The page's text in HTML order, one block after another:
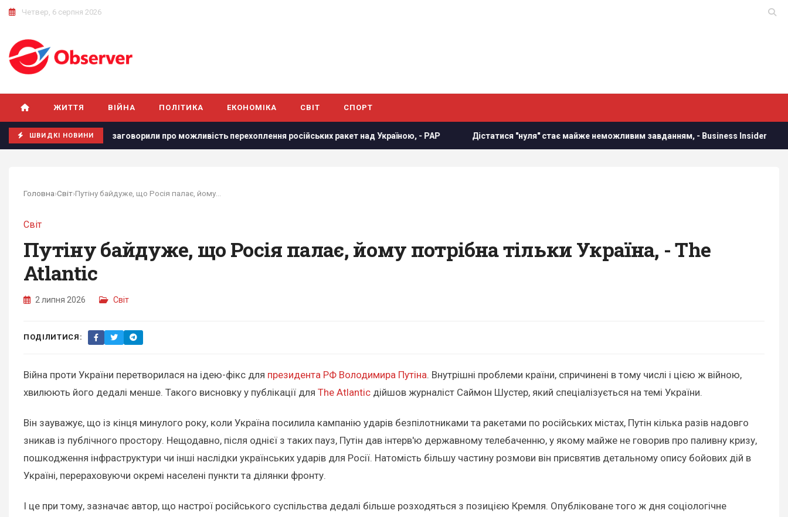
Четвер, 6 серпня 2026
ЖИТТЯ ВІЙНА ПОЛІТИКА ЕКОНОМІКА СВІТ СПОРТ
ШВИДКІ НОВИНИ
У Польщі заговорили про можливість перехоплення російських ракет над Україною, - PAP Дістатися "нуля" стає майже неможливим завданням, - Business Insider У
Головна›Світ›
Світ
Путіну байдуже, що Росія палає, йому потрібна тільки Україна, - The
Atlantic
2 липня 2026 Світ
ПОДІЛИТИСЯ:
Війна проти України перетворилася на ідею-фікс для президента РФ Володимира Путіна. Внутрішні проблеми країни, спричинені в тому числі і цією ж війною,
хвилюють його дедалі менше. Такого висновку у публікації для The Atlantic дійшов журналіст Саймон Шустер, який спеціалізується на темі України.
Він зауважує, що із кінця минулого року, коли Україна посилила кампанію ударів безпілотниками та ракетами по російських містах, Путін кілька разів надовго
зникав із публічного простору. Нещодавно, після однієї з таких пауз, Путін дав інтерв'ю державному телебаченню, у якому майже не говорив про паливну кризу,
пошкодження інфраструктури чи інші наслідки українських ударів для Росії. Натомість більшу частину розмови він присвятив детальному опису бойових дій в
Україні, перераховуючи окремі населені пункти та ділянки фронту.
І це при тому, зазначає автор, що настрої російського суспільства дедалі більше розходяться з позицією Кремля. Опубліковане того ж дня соціологічне